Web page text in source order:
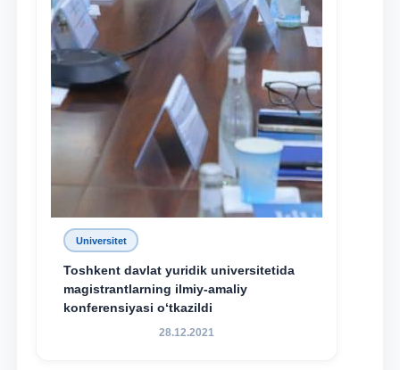
Universitet
Toshkent davlat yuridik universitetida
magistrantlarning ilmiy-amaliy
konferensiyasi o‘tkazildi
28.12.2021